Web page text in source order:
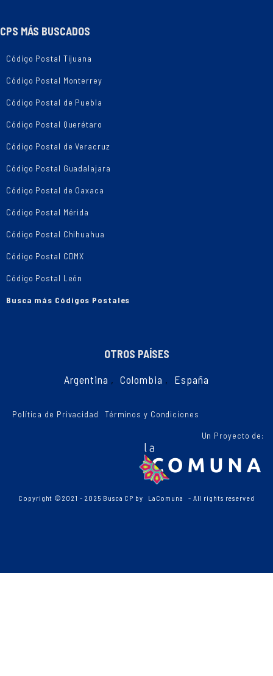
CPS MÁS BUSCADOS
Código Postal Tijuana
Código Postal Monterrey
Código Postal de Puebla
Código Postal Querétaro
Código Postal de Veracruz
Código Postal Guadalajara
Código Postal de Oaxaca
Código Postal Mérida
Código Postal Chihuahua
Código Postal CDMX
Código Postal León
Busca más Códigos Postales
OTROS PAÍSES
Argentina , Colombia , España
Política de Privacidad Términos y Condiciones
Un Proyecto de:
Copyright ©2021 - 2025 Busca CP by LaComuna - All rights reserved